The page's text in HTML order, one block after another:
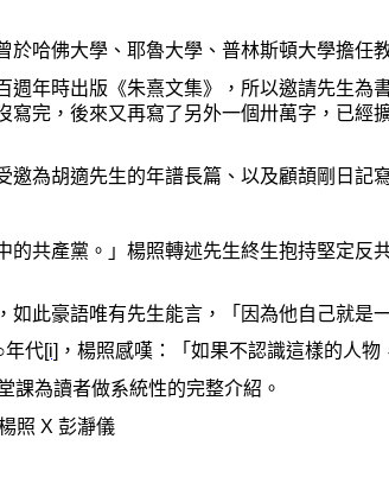
哈佛大學、耶魯大學、普林斯頓大學擔任
週年時出版《朱熹文集》，所以邀請先生為
完，後來又再寫了另外一個卅萬字，已經
為胡適先生的年譜長篇、以及顧頡剛日記
的共產黨。」楊照轉述先生終生抱持堅定反
此豪語唯有先生能言，「因為他自己就是
年代[i] ，楊照感嘆：「如果不認識這樣的人物
課為讀者做系統性的完整介紹。
照 X 彭瀞儀